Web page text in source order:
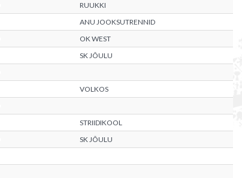
RUUKKI
ANU JOOKSUTRENNID
OK WEST
SK JÕULU
VOLKOS
STRIIDIKOOL
SK JÕULU